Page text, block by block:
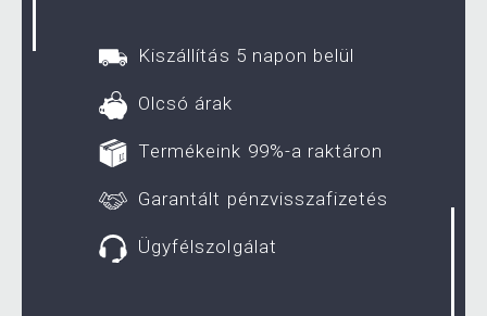
Kiszállítás 5 napon belül
Olcsó árak
Termékeink 99%-a raktáron
Garantált pénzvisszafizetés
Ügyfélszolgálat